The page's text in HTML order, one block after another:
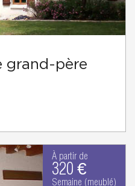
grand-père
À partir de
320 €
Semaine (meublé)